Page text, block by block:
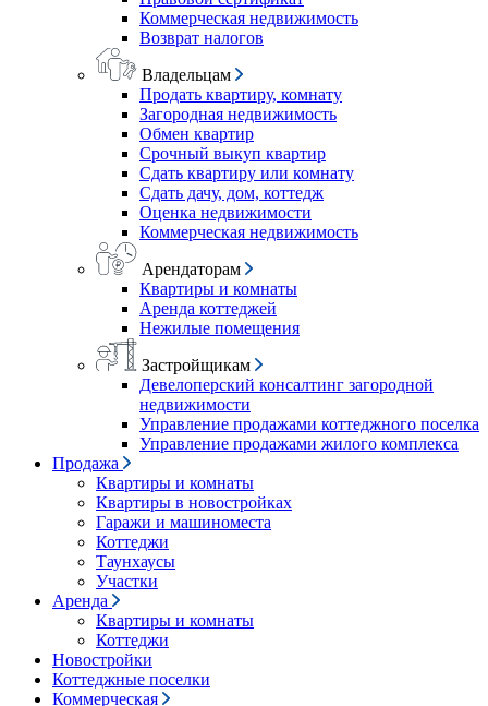
Коммерческая недвижимость
Возврат налогов
Владельцам
Продать квартиру, комнату
Загородная недвижимость
Обмен квартир
Срочный выкуп квартир
Сдать квартиру или комнату
Сдать дачу, дом, коттедж
Оценка недвижимости
Коммерческая недвижимость
Арендаторам
Квартиры и комнаты
Аренда коттеджей
Нежилые помещения
Застройщикам
Девелоперский консалтинг загородной
недвижимости
Управление продажами коттеджного поселка
Управление продажами жилого комплекса
Продажа
Квартиры и комнаты
Квартиры в новостройках
Гаражи и машиноместа
Коттеджи
Таунхаусы
Участки
Аренда
Квартиры и комнаты
Коттеджи
Новостройки
Коттеджные поселки
Коммерческая